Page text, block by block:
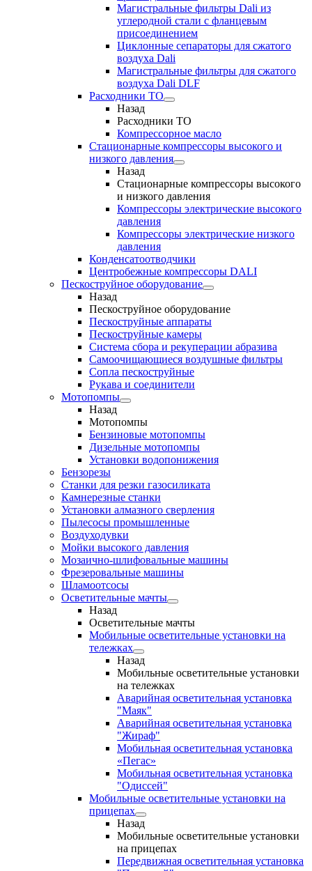
Магистральные фильтры Dali из
углеродной стали с фланцевым
присоединением
Циклонные сепараторы для сжатого
воздуха Dali
Магистральные фильтры для сжатого
воздуха Dali DLF
Расходники ТО
Назад
Расходники ТО
Компрессорное масло
Стационарные компрессоры высокого и
низкого давления
Назад
Стационарные компрессоры высокого
и низкого давления
Компрессоры электрические высокого
давления
Компрессоры электрические низкого
давления
Конденсатоотводчики
Центробежные компрессоры DALI
Пескоструйное оборудование
Назад
Пескоструйное оборудование
Пескоструйные аппараты
Пескоструйные камеры
Система сбора и рекуперации абразива
Самоочищающиеся воздушные фильтры
Сопла пескоструйные
Рукава и соединители
Мотопомпы
Назад
Мотопомпы
Бензиновые мотопомпы
Дизельные мотопомпы
Установки водопонижения
Бензорезы
Станки для резки газосиликата
Камнерезные станки
Установки алмазного сверления
Пылесосы промышленные
Воздуходувки
Мойки высокого давления
Мозаично-шлифовальные машины
Фрезеровальные машины
Шламоотсосы
Осветительные мачты
Назад
Осветительные мачты
Мобильные осветительные установки на
тележках
Назад
Мобильные осветительные установки
на тележках
Аварийная осветительная установка
"Маяк"
Аварийная осветительная установка
"Жираф"
Мобильная осветительная установка
«Пегас»
Мобильная осветительная установка
"Одиссей"
Мобильные осветительные установки на
прицепах
Назад
Мобильные осветительные установки
на прицепах
Передвижная осветительная установка